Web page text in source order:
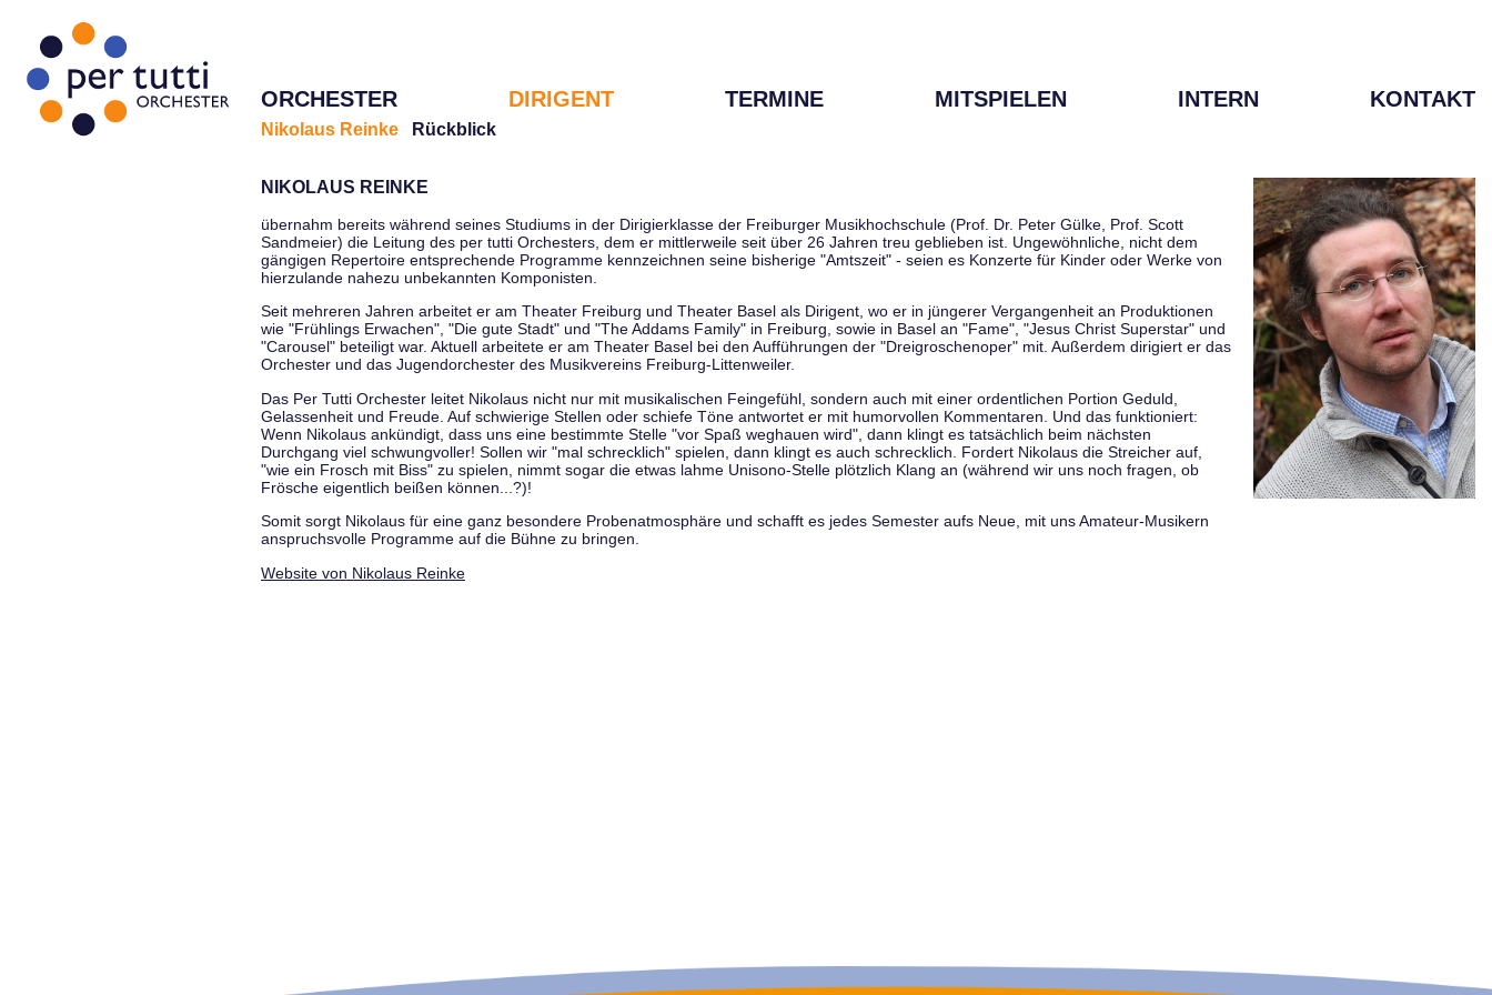
ORCHESTER DIRIGENT TERMINE MITSPIELEN INTERN KONTAKT
Nikolaus Reinke Rückblick
NIKOLAUS REINKE
übernahm bereits während seines Studiums in der Dirigierklasse der Freiburger Musikhochschule (Prof. Dr. Peter Gülke, Prof. Scott
Sandmeier) die Leitung des per tutti Orchesters, dem er mittlerweile seit über 26 Jahren treu geblieben ist. Ungewöhnliche, nicht dem
gängigen Repertoire entsprechende Programme kennzeichnen seine bisherige "Amtszeit" - seien es Konzerte für Kinder oder Werke von
hierzulande nahezu unbekannten Komponisten.
Seit mehreren Jahren arbeitet er am Theater Freiburg und Theater Basel als Dirigent, wo er in jüngerer Vergangenheit an Produktionen
wie "Frühlings Erwachen", "Die gute Stadt" und "The Addams Family" in Freiburg, sowie in Basel an "Fame", "Jesus Christ Superstar" und
"Carousel" beteiligt war. Aktuell arbeitete er am Theater Basel bei den Aufführungen der "Dreigroschenoper" mit. Außerdem dirigiert er das
Orchester und das Jugendorchester des Musikvereins Freiburg-Littenweiler.
Das Per Tutti Orchester leitet Nikolaus nicht nur mit musikalischen Feingefühl, sondern auch mit einer ordentlichen Portion Geduld,
Gelassenheit und Freude. Auf schwierige Stellen oder schiefe Töne antwortet er mit humorvollen Kommentaren. Und das funktioniert:
Wenn Nikolaus ankündigt, dass uns eine bestimmte Stelle "vor Spaß weghauen wird", dann klingt es tatsächlich beim nächsten
Durchgang viel schwungvoller! Sollen wir "mal schrecklich" spielen, dann klingt es auch schrecklich. Fordert Nikolaus die Streicher auf,
"wie ein Frosch mit Biss" zu spielen, nimmt sogar die etwas lahme Unisono-Stelle plötzlich Klang an (während wir uns noch fragen, ob
Frösche eigentlich beißen können...?)!
Somit sorgt Nikolaus für eine ganz besondere Probenatmosphäre und schafft es jedes Semester aufs Neue, mit uns Amateur-Musikern
anspruchsvolle Programme auf die Bühne zu bringen.
Website von Nikolaus Reinke